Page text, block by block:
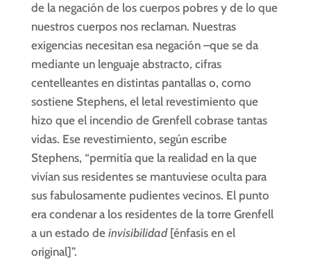
de la negación de los cuerpos pobres y de lo que
nuestros cuerpos nos reclaman. Nuestras
exigencias necesitan esa negación –que se da
mediante un lenguaje abstracto, cifras
centelleantes en distintas pantallas o, como
sostiene Stephens, el letal revestimiento que
hizo que el incendio de Grenfell cobrase tantas
vidas. Ese revestimiento, según escribe
Stephens, “permitía que la realidad en la que
vivían sus residentes se mantuviese oculta para
sus fabulosamente pudientes vecinos. El punto
era condenar a los residentes de la torre Grenfell
a un estado de invisibilidad [énfasis en el
original]”.